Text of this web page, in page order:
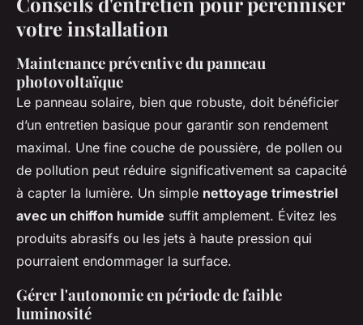
votre installation
Maintenance préventive du panneau
photovoltaïque
Le panneau solaire, bien que robuste, doit bénéficier
d’un entretien basique pour garantir son rendement
maximal. Une fine couche de poussière, de pollen ou
de pollution peut réduire significativement sa capacité
à capter la lumière. Un simple nettoyage trimestriel
avec un chiffon humide suffit amplement. Évitez les
produits abrasifs ou les jets à haute pression qui
pourraient endommager la surface.
Gérer l'autonomie en période de faible
luminosité